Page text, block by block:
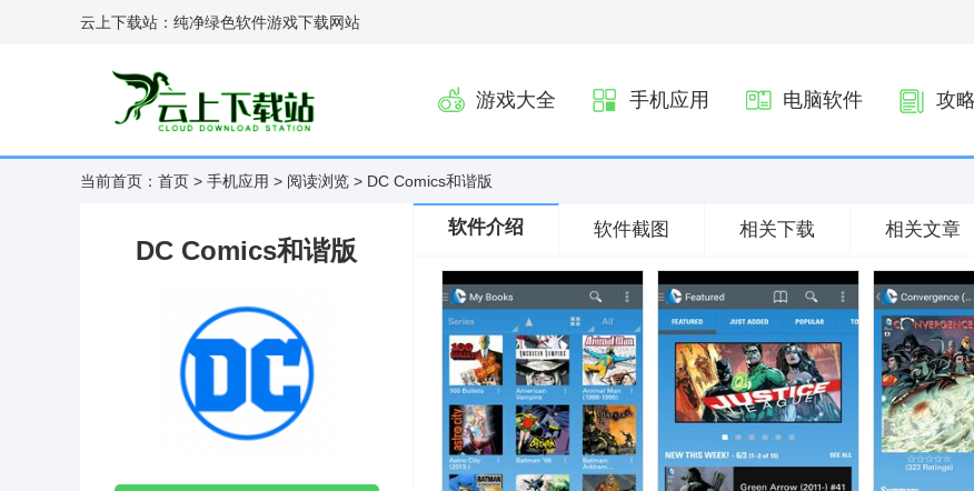
云上下载站：纯净绿色软件游戏下载网站
游戏大全 手机应用 电脑软件 攻
当前首页： 首页 > 手机应用 > 阅读浏览 > DC Comics和谐版
DC Comics和谐版
软件介绍 软件截图 相关下载 相关文章